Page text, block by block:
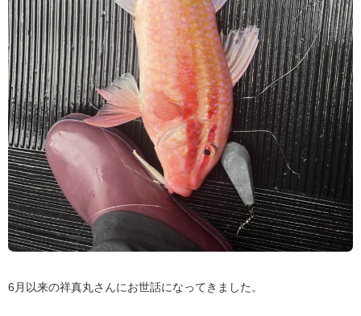
6月以来の祥真丸さんにお世話になってきました。